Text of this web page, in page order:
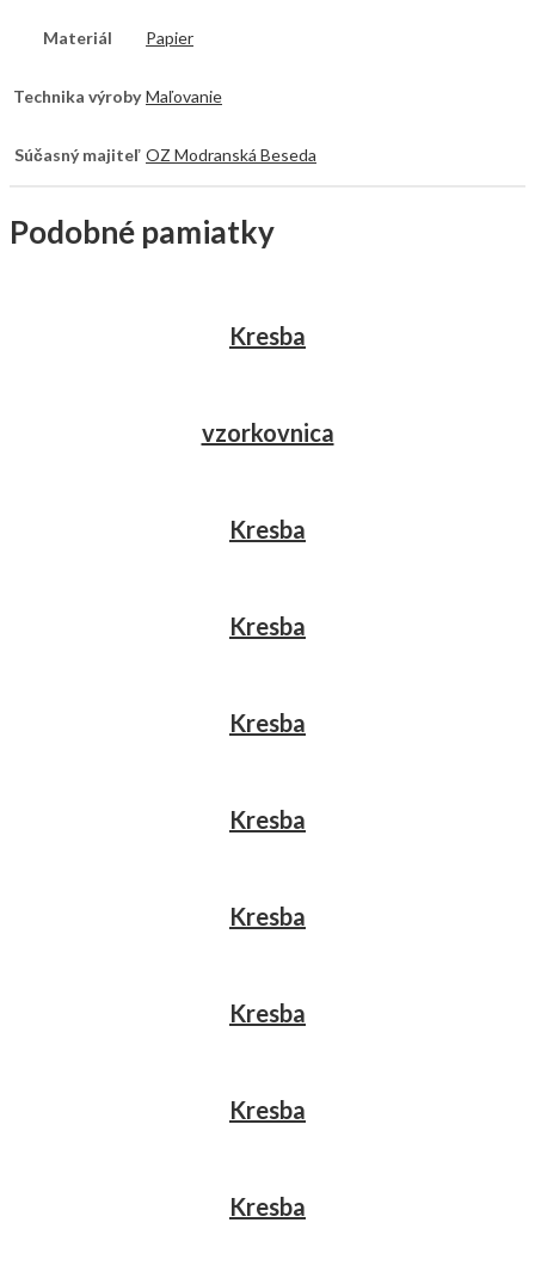
Materiál Papier
Technika výroby Maľovanie
Súčasný majiteľ OZ Modranská Beseda
Podobné pamiatky
Kresba
vzorkovnica
Kresba
Kresba
Kresba
Kresba
Kresba
Kresba
Kresba
Kresba